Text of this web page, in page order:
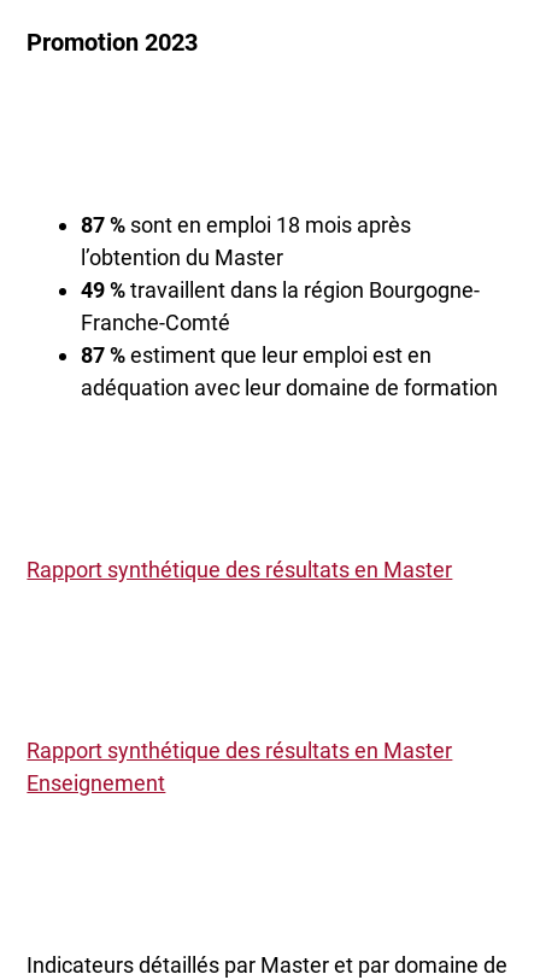
Promotion 2023
87 % sont en emploi 18 mois après
l’obtention du Master
49 %travaillent dans la région Bourgogne-
Franche-Comté
87 %estiment que leur emploi est en
adéquation avec leur domaine de formation
Rapport synthétique des résultats en Master
Rapport synthétique des résultats en Master
Enseignement
Indicateurs détaillés par Master et par domaine de